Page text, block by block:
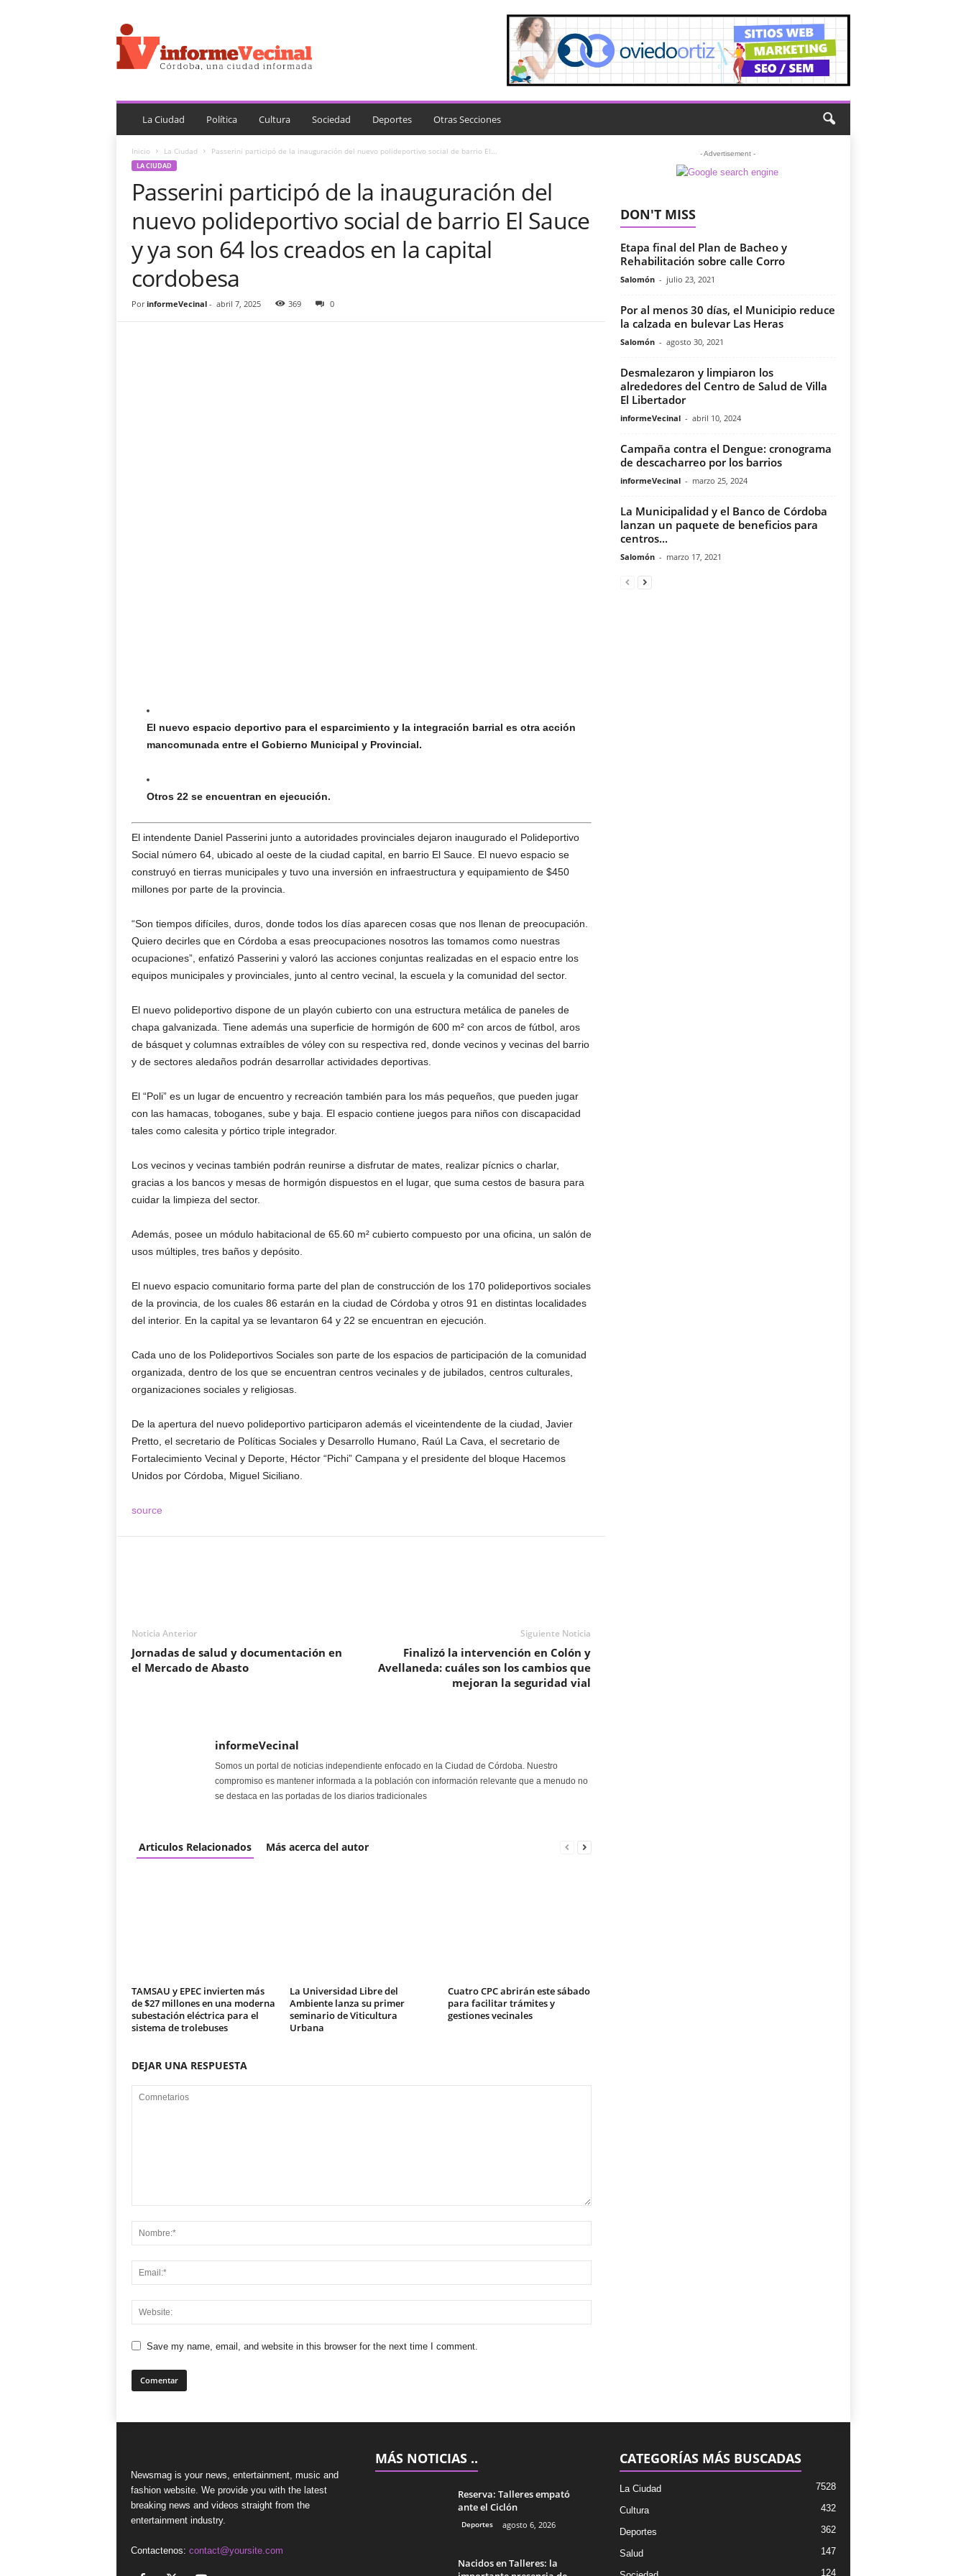
n
f
o
e
e
La Ciudad Política Cultura Sociedad Deportes Otras Secciones
Inicio La Ciudad Passerini participó de la inauguración del nuevo polideportivo social de barrio El...
LA CIUDAD
Passerini participó de la inauguración del
nuevo polideportivo social de barrio El Sauce
y ya son 64 los creados en la capital
cordobesa
Por informeVecinal- abril 7, 2025 369 0
El nuevo espacio deportivo para el esparcimiento y la integración barrial es otra acción
mancomunada entre el Gobierno Municipal y Provincial.
Otros 22 se encuentran en ejecución.
El intendente Daniel Passerini junto a autoridades provinciales dejaron inaugurado el Polideportivo
Social número 64, ubicado al oeste de la ciudad capital, en barrio El Sauce. El nuevo espacio se
construyó en tierras municipales y tuvo una inversión en infraestructura y equipamiento de $450
millones por parte de la provincia.
“Son tiempos difíciles, duros, donde todos los días aparecen cosas que nos llenan de preocupación.
Quiero decirles que en Córdoba a esas preocupaciones nosotros las tomamos como nuestras
ocupaciones”, enfatizó Passerini y valoró las acciones conjuntas realizadas en el espacio entre los
equipos municipales y provinciales, junto al centro vecinal, la escuela y la comunidad del sector.
El nuevo polideportivo dispone de un playón cubierto con una estructura metálica de paneles de
chapa galvanizada. Tiene además una superficie de hormigón de 600 m² con arcos de fútbol, aros
de básquet y columnas extraíbles de vóley con su respectiva red, donde vecinos y vecinas del barrio
y de sectores aledaños podrán desarrollar actividades deportivas.
El “Poli” es un lugar de encuentro y recreación también para los más pequeños, que pueden jugar
con las hamacas, toboganes, sube y baja. El espacio contiene juegos para niños con discapacidad
tales como calesita y pórtico triple integrador.
Los vecinos y vecinas también podrán reunirse a disfrutar de mates, realizar pícnics o charlar,
gracias a los bancos y mesas de hormigón dispuestos en el lugar, que suma cestos de basura para
cuidar la limpieza del sector.
Además, posee un módulo habitacional de 65.60 m² cubierto compuesto por una oficina, un salón de
usos múltiples, tres baños y depósito.
El nuevo espacio comunitario forma parte del plan de construcción de los 170 polideportivos sociales
de la provincia, de los cuales 86 estarán en la ciudad de Córdoba y otros 91 en distintas localidades
del interior. En la capital ya se levantaron 64 y 22 se encuentran en ejecución.
Cada uno de los Polideportivos Sociales son parte de los espacios de participación de la comunidad
organizada, dentro de los que se encuentran centros vecinales y de jubilados, centros culturales,
organizaciones sociales y religiosas.
De la apertura del nuevo polideportivo participaron además el viceintendente de la ciudad, Javier
Pretto, el secretario de Políticas Sociales y Desarrollo Humano, Raúl La Cava, el secretario de
Fortalecimiento Vecinal y Deporte, Héctor “Pichi” Campana y el presidente del bloque Hacemos
Unidos por Córdoba, Miguel Siciliano.
source
Noticia Anterior
Jornadas de salud y documentación en
el Mercado de Abasto
Siguiente Noticia
Finalizó la intervención en Colón y
Avellaneda: cuáles son los cambios que
mejoran la seguridad vial
informeVecinal
Somos un portal de noticias independiente enfocado en la Ciudad de Córdoba. Nuestro
compromiso es mantener informada a la población con información relevante que a menudo no
se destaca en las portadas de los diarios tradicionales
Articulos Relacionados Más acerca del autor
TAMSAU y EPEC invierten más
de $27 millones en una moderna
subestación eléctrica para el
sistema de trolebuses
La Universidad Libre del
Ambiente lanza su primer
seminario de Viticultura
Urbana
Cuatro CPC abrirán este sábado
para facilitar trámites y
gestiones vecinales
DEJAR UNA RESPUESTA
Save my name, email, and website in this browser for the next time I comment.
- Advertisement -
DON'T MISS
Etapa final del Plan de Bacheo y
Rehabilitación sobre calle Corro
Salomón - julio 23, 2021
Por al menos 30 días, el Municipio reduce
la calzada en bulevar Las Heras
Salomón - agosto 30, 2021
Desmalezaron y limpiaron los
alrededores del Centro de Salud de Villa
El Libertador
informeVecinal - abril 10, 2024
Campaña contra el Dengue: cronograma
de descacharreo por los barrios
informeVecinal - marzo 25, 2024
La Municipalidad y el Banco de Córdoba
lanzan un paquete de beneficios para
centros...
Salomón - marzo 17, 2021
Newsmag is your news, entertainment, music and
fashion website. We provide you with the latest
breaking news and videos straight from the
entertainment industry.
Contactenos: contact@yoursite.com
MÁS NOTICIAS ..
Reserva: Talleres empató
ante el Ciclón
Deportes agosto 6, 2026
Nacidos en Talleres: la
CATEGORÍAS MÁS BUSCADAS
La Ciudad 7528
Cultura 432
Deportes 362
Salud 147
124